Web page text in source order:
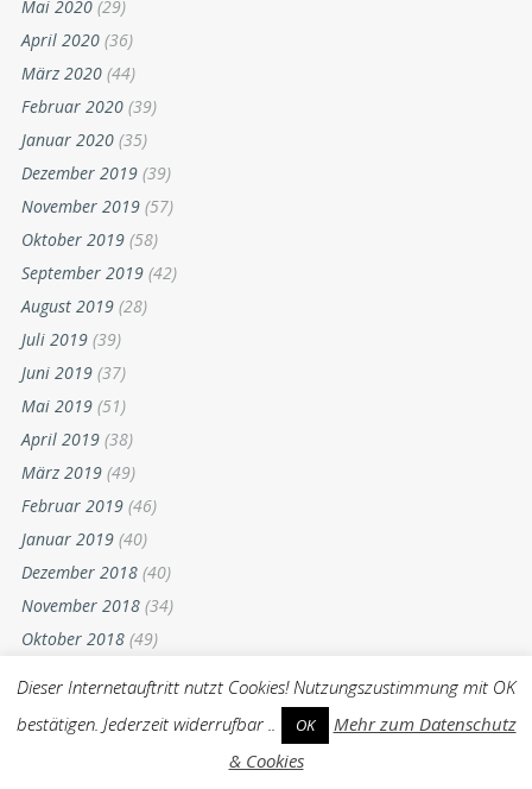
Februar 2021(25)
Januar 2021(12)
Dezember 2020
November 2020(17)
Oktober 2020(31)
September 2020(30)
August 2020(14)
Juli 2020(27)
Juni 2020(14)
Mai 2020(29)
April 2020(36)
März 2020(44)
Februar 2020(39)
Januar 2020(35)
Dezember 2019
November 2019(57)
Oktober 2019(58)
September 2019(42)
August 2019(28)
Juli 2019(39)
Juni 2019(37)
Mai 2019
(51)
Dieser Internetauftritt nutzt Cookies! Nutzungszustimmung mit OK
bestätigen. Jederzeit widerrufbar ..
OK
Mehr zum Datenschutz
& Cookies